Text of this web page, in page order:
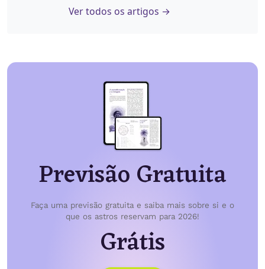
Ver todos os artigos →
Previsão Gratuita
Faça uma previsão gratuita e saiba mais sobre si e o
que os astros reservam para 2026!
Grátis